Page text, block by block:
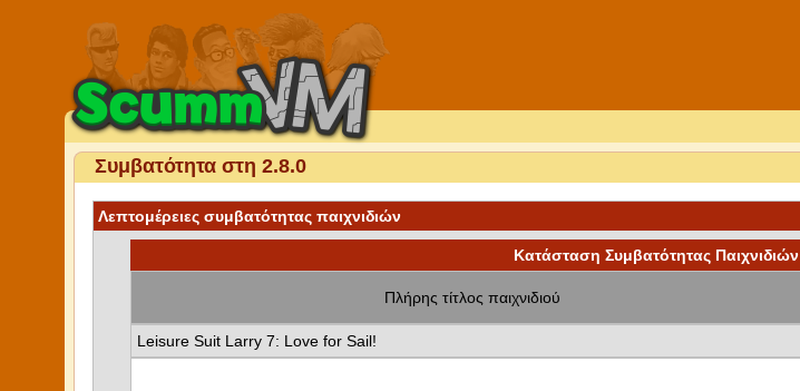
Συμβατότητα στη 2.8.0
Λεπτομέρειες συμβατότητας παιχνιδιών
Κατάσταση Συμβατότητας Παιχνιδιών
Πλήρης τίτλος παιχνιδιού
Leisure Suit Larry 7: Love for Sail!